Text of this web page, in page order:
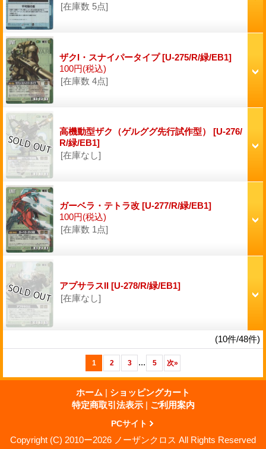
[在庫数 5点]
ザクI・スナイパータイプ[U-275/R/緑/EB1]
100円(税込)
[在庫数 4点]
高機動型ザク（ゲルググ先行試作型） [U-276/
R/緑/EB1]
[在庫なし]
ガーベラ・テトラ改 [U-277/R/緑/EB1]
100円(税込)
[在庫数 1点]
アプサラスII [U-278/R/緑/EB1]
[在庫なし]
(10件/48件)
1 2 3 ... 5 次»
ホーム | ショッピングカート
特定商取引法表示 | ご利用案内
PCサイト
Copyright (C) 2010ー2026 ノーザンクロス All Rights Reserved